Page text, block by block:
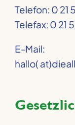
Telefon: 0 21
Telefax: 0 21
E-Mail:
hallo(